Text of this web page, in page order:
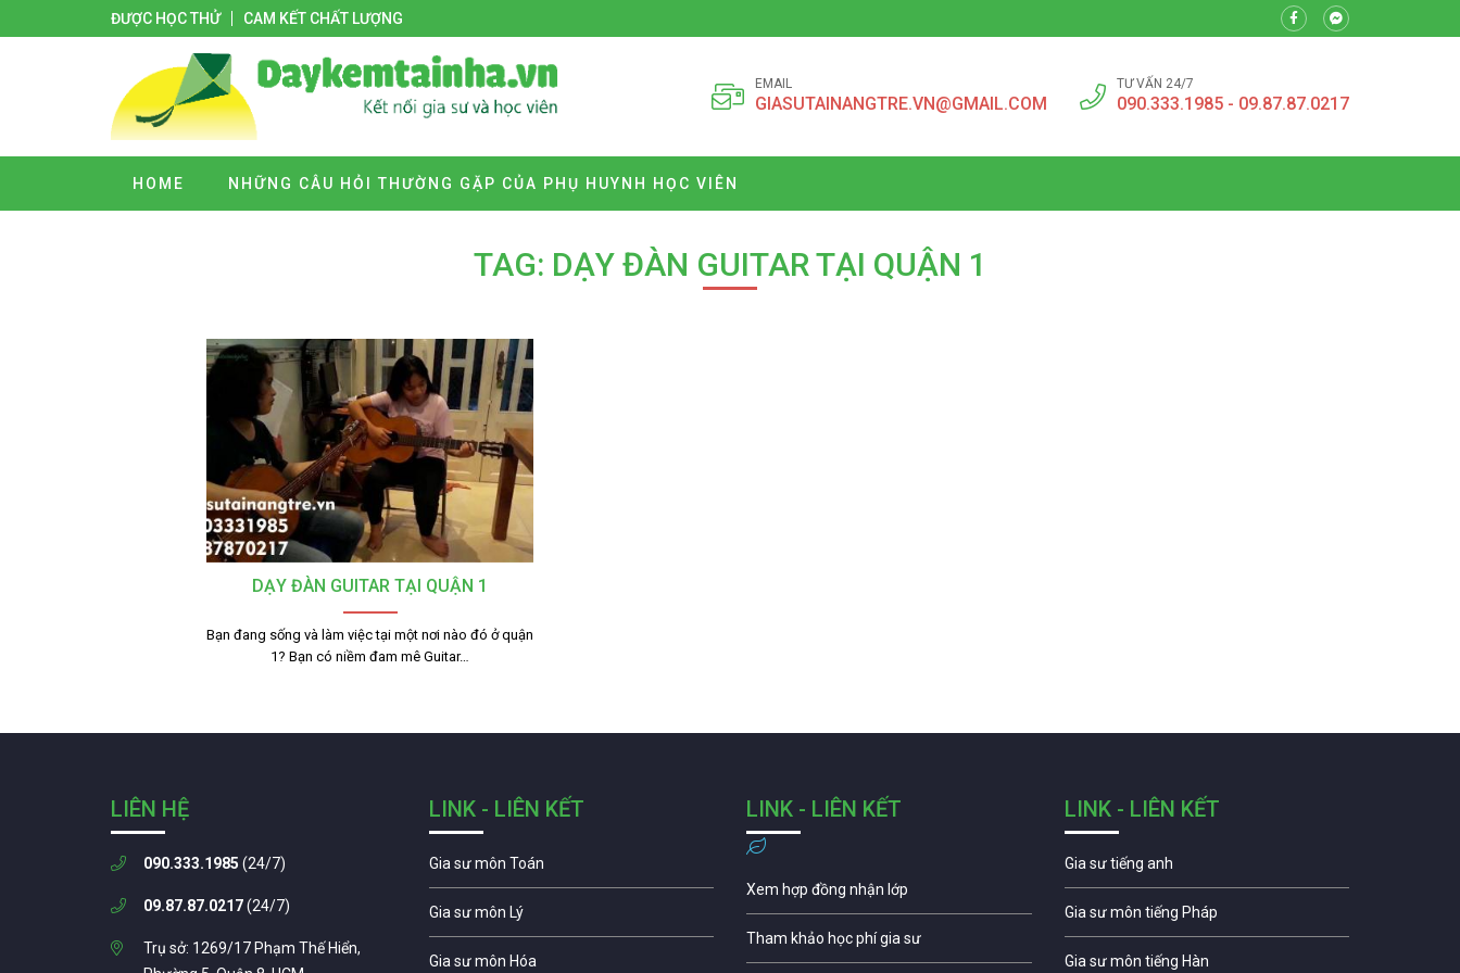
ĐƯỢC HỌC THỬ CAM KẾT CHẤT LƯỢNG
EMAIL
GIASUTAINANGTRE.VN@GMAIL.COM
TƯ VẤN 24/7
090.333.1985 - 09.87.87.0217
HOME NHỮNG CÂU HỎI THƯỜNG GẶP CỦA PHỤ HUYNH HỌC VIÊN
TAG: DẠY ĐÀN GUITAR TẠI QUẬN 1
DẠY ĐÀN GUITAR TẠI QUẬN 1
Bạn đang sống và làm việc tại một nơi nào đó ở quận
1? Bạn có niềm đam mê Guitar…
LIÊN HỆ
090.333.1985 (24/7)
09.87.87.0217(24/7)
Trụ sở: 1269/17 Phạm Thế Hiển,
LINK - LIÊN KẾT
Gia sư môn Toán
Gia sư môn Lý
Gia sư môn Hóa
LINK - LIÊN KẾT
Xem hợp đồng nhận lớp
Tham khảo học phí gia sư
LINK - LIÊN KẾT
Gia sư tiếng anh
Gia sư môn tiếng Pháp
Gia sư môn tiếng Hàn